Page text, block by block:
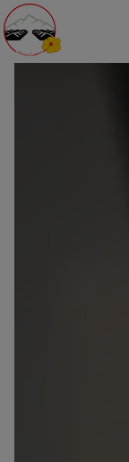
Panneau de